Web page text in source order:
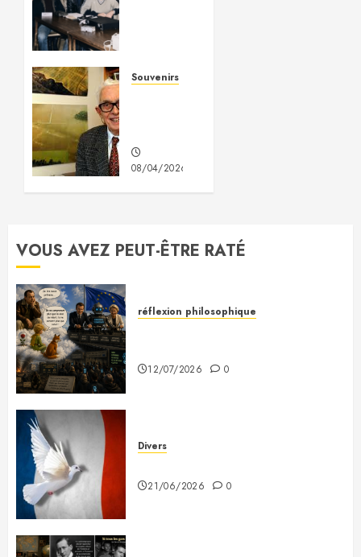
Creusot
80)
Souvenirs
08/04/2026
VOUS AVEZ PEUT-ÊTRE RATÉ
réflexion philosophique
12/07/2026 0
Divers
21/06/2026 0